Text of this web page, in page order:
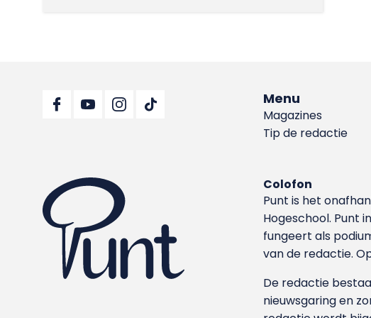
Menu
Magazines
Tip de redactie
Colofon
Punt is het
Hoge­school. Punt
fungeert als
van de redactie.
De redactie
nieuwsgaring en